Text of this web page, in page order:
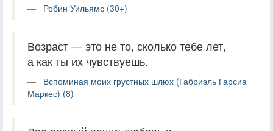
Робин Уильямс (30+)
Возраст — это не то, сколько тебе лет,
а как ты их чувствуешь.
Вспоминая моих грустных шлюх (Габриэль Гарсиа
Маркес) (8)